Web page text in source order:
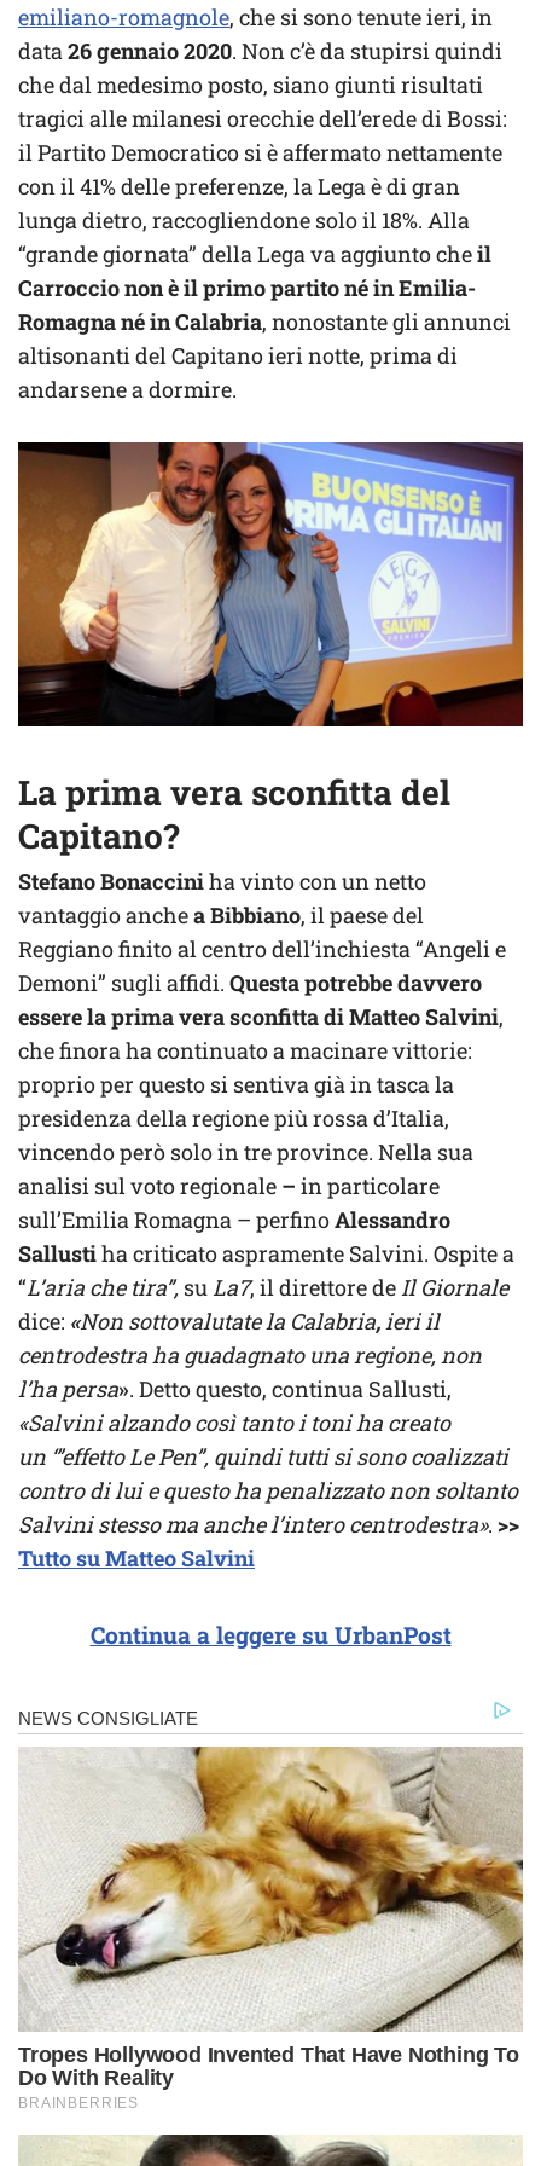
emiliano-romagnole, che si sono tenute ieri, in
data26 gennaio 2020. Non c’è da stupirsi quindi
che dal medesimo posto, siano giunti risultati
tragici alle milanesi orecchie dell’erede di Bossi:
il Partito Democratico si è affermato nettamente
con il 41% delle preferenze, la Lega è di gran
lunga dietro, raccogliendone solo il 18%. Alla
“grande giornata” della Lega va aggiunto cheil
Carroccio non è il primo partito né in Emilia-
Romagna né in Calabria, nonostante gli annunci
altisonanti del Capitano ieri notte, prima di
andarsene a dormire.
La prima vera sconfitta del
Capitano?
Stefano Bonacciniha vinto con un netto
vantaggio anchea Bibbiano, il paese del
Reggiano finito al centro dell’inchiesta “Angeli e
Demoni” sugli affidi. Questa potrebbe davvero
essere la prima vera sconfitta di Matteo Salvini,
che finora ha continuato a macinare vittorie:
proprio per questo si sentiva già in tasca la
presidenza della regione più rossa d’Italia,
vincendo però solo in tre province. Nella sua
analisi sul voto regionale – in particolare
sull’Emilia Romagna – perfinoAlessandro
Sallustiha criticato aspramente Salvini. Ospite a
“L’aria che tira”, suLa7, il direttore deIl Giornale
dice: «Non sottovalutate la Calabria,ieri il
centrodestra ha guadagnato una regione, non
l’ha persa». Detto questo, continua Sallusti,
«Salvini alzando così tanto i toni ha creato
un ‘”effetto Le Pen”, quindi tutti si sono coalizzati
contro di lui e questo ha penalizzato non soltanto
Salvini stesso ma anche l’intero centrodestra». >>
Tutto su Matteo Salvini
Continua a leggere su UrbanPost